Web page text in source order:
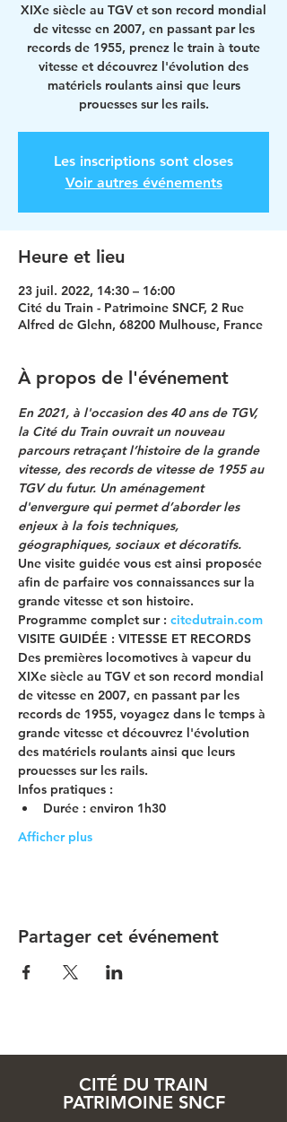
XIXe siècle au TGV et son record mondial
de vitesse en 2007, en passant par les
records de 1955, prenez le train à toute
vitesse et découvrez l'évolution des
matériels roulants ainsi que leurs
prouesses sur les rails.
Les inscriptions sont closes
Voir autres événements
Heure et lieu
23 juil. 2022, 14:30 – 16:00
Cité du Train - Patrimoine SNCF, 2 Rue
Alfred de Glehn, 68200 Mulhouse, France
À propos de l'événement
En 2021, à l'occasion des 40 ans de TGV,
la Cité du Train ouvrait un nouveau
parcours retraçant l’histoire de la grande
vitesse, des records de vitesse de 1955 au
TGV du futur. Un aménagement
d'envergure qui permet d’aborder les
enjeux à la fois techniques,
géographiques, sociaux et décoratifs.
Une visite guidée vous est ainsi proposée
afin de parfaire vos connaissances sur la
grande vitesse et son histoire.
Programme complet sur : citedutrain.com
VISITE GUIDÉE : VITESSE ET RECORDS
Des premières locomotives à vapeur du
XIXe siècle au TGV et son record mondial
de vitesse en 2007, en passant par les
records de 1955, voyagez dans le temps à
grande vitesse et découvrez l'évolution
des matériels roulants ainsi que leurs
prouesses sur les rails.
Infos pratiques :
Durée : environ 1h30
Afficher plus
Partager cet événement
CITÉ DU TRAIN
PATRIMOINE SNCF